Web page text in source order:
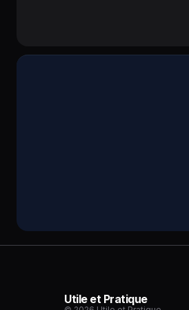
Utile et Pratique